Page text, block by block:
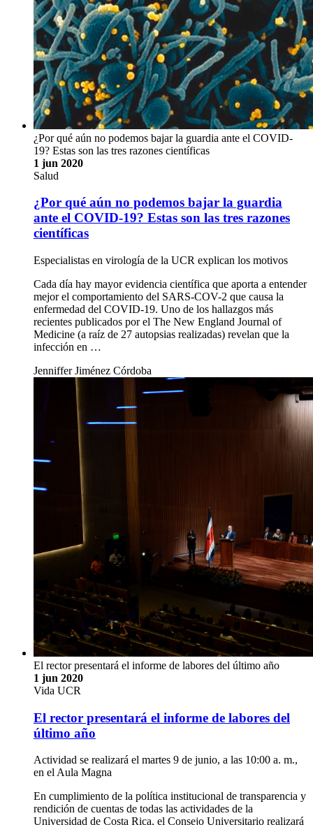
¿Por qué aún no podemos bajar la guardia ante el COVID-
19? Estas son las tres razones científicas
1 jun 2020
Salud
¿Por qué aún no podemos bajar la guardia
ante el COVID-19? Estas son las tres razones
científicas
Especialistas en virología de la UCR explican los motivos
Cada día hay mayor evidencia científica que aporta a entender
mejor el comportamiento del SARS-COV-2 que causa la
enfermedad del COVID-19. Uno de los hallazgos más
recientes publicados por el The New England Journal of
Medicine (a raíz de 27 autopsias realizadas) revelan que la
infección en …
Jenniffer Jiménez Córdoba
El rector presentará el informe de labores del último año
1 jun 2020
Vida UCR
El rector presentará el informe de labores del
último año
Actividad se realizará el martes 9 de junio, a las 10:00 a. m.,
en el Aula Magna
En cumplimiento de la política institucional de transparencia y
rendición de cuentas de todas las actividades de la
Universidad de Costa Rica, el Consejo Universitario realizará